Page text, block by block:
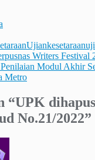
Ujiankesetaraan
Writers Festival
Modul Akhir
Metro
“UPK
No.21/2022”